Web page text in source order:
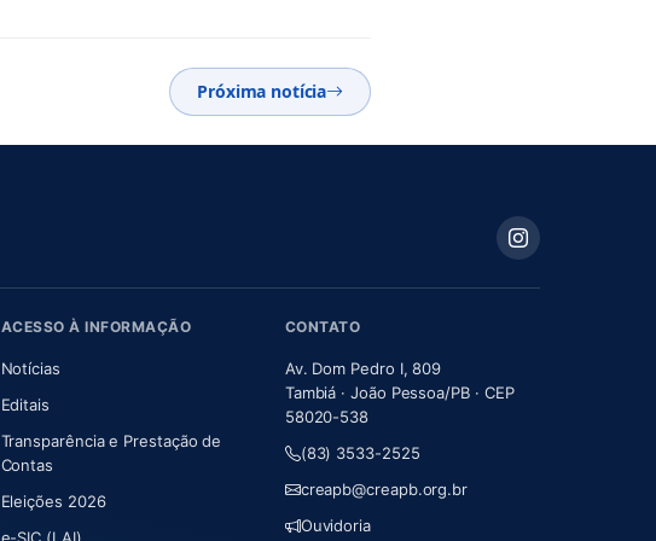
Próxima notícia
ACESSO À INFORMAÇÃO
Notícias
Editais
Transparência e Prestação de
Contas
Eleições 2026
CONTATO
Av. Dom Pedro I, 809
Tambiá · João Pessoa/PB · CEP
58020-538
(83) 3533-2525
creapb@creapb.org.br
Ouvidoria